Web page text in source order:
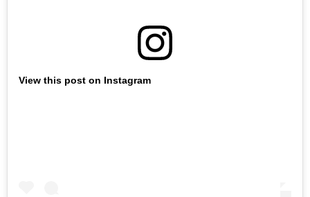
View this post on Instagram